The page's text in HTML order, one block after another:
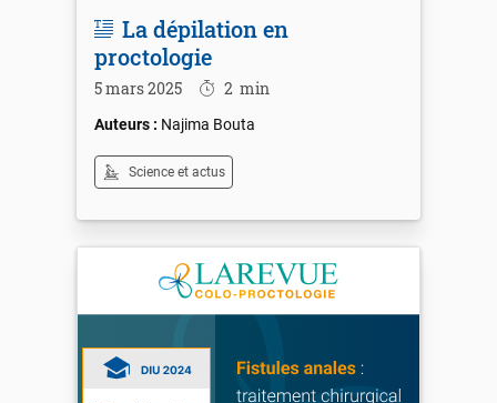
La dépilation en
proctologie
5 mars 2025 2 min
Najima Bouta
Science et actus